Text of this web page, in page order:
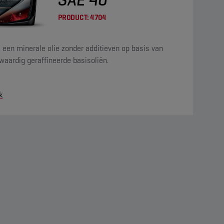
PRODUCT:4704
minerale olie zonder additieven op basis van
geraffineerde basisoliën.